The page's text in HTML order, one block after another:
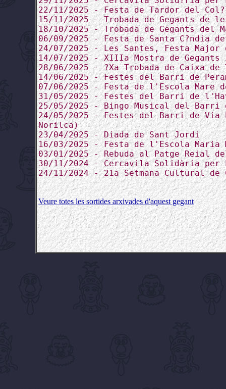
22/11/2025 - Festa de Tardor del
15/11/2025 - Trobada de Gegants de
18/10/2025 - Trobada de Gegants del
06/09/2025 - Festa de Santa C?ndia
24/07/2025 - Les Santes, Festa Major
14/07/2025 - XIIIa Mostra de
28/06/2025 - ?Xa Trobada de Caixa de
14/06/2025 - Festes del Barri de
07/06/2025 - Festa de l'Escola Mare
31/05/2025 - Festes del Barri de
25/05/2025 - Bingo Musical del Barri
24/05/2025 - Festes del Barri de Via
Norilca)
23/04/2025 - Diada de Sant Jordi
16/03/2025 - Festa de l'Escola Maria
03/01/2025 - Rebuda al Patge Reial
30/11/2024 - Cercavila Solidària per
24/11/2024 - 21a Setmana Cultural de
Veure totes les sortides arxivades d'aquest gegant